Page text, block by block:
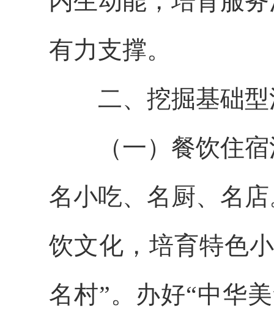
有力支撑。
二、挖掘基础型
（一）餐饮住宿
名小吃、名厨、名
饮文化，培育特色
名村”。办好“中华